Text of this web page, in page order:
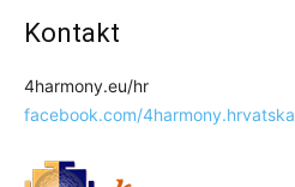
Kontakt
4harmony.eu/hr
facebook.com/4harmony.hrvatska